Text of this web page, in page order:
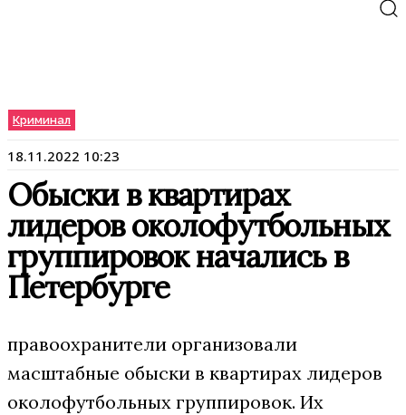
Криминал
18.11.2022 10:23
Обыски в квартирах
лидеров околофутбольных
группировок начались в
Петербурге
правоохранители организовали
масштабные обыски в квартирах лидеров
околофутбольных группировок. Их